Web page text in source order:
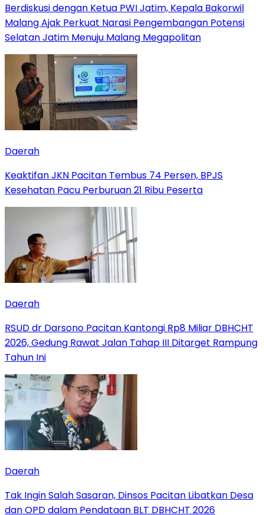
Berdiskusi dengan Ketua PWI Jatim, Kepala Bakorwil
Malang Ajak Perkuat Narasi Pengembangan Potensi
Selatan Jatim Menuju Malang Megapolitan
Daerah
Keaktifan JKN Pacitan Tembus 74 Persen, BPJS
Kesehatan Pacu Perburuan 21 Ribu Peserta
Daerah
RSUD dr Darsono Pacitan Kantongi Rp8 Miliar DBHCHT
2026, Gedung Rawat Jalan Tahap III Ditarget Rampung
Tahun Ini
Daerah
Tak Ingin Salah Sasaran, Dinsos Pacitan Libatkan Desa
dan OPD dalam Pendataan BLT DBHCHT 2026